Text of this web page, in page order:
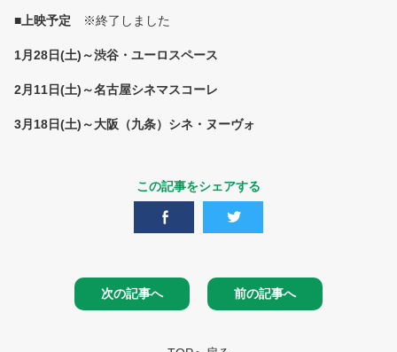
■上映予定 ※終了しました
1月28日(土)～渋谷・ユーロスペース
2月11日(土)～名古屋シネマスコーレ
3月18日(土)～大阪（九条）シネ・ヌーヴォ
この記事をシェアする
次の記事へ 前の記事へ